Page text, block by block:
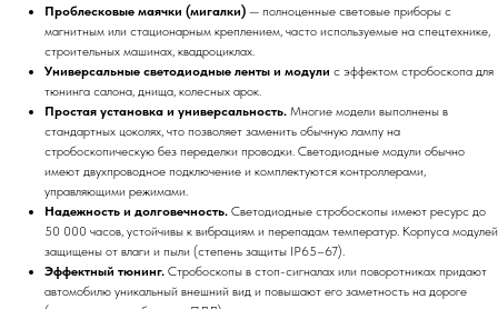
Проблесковые маячки (мигалки) — полноценные световые приборы с
магнитным или стационарным креплением, часто используемые на спецтехнике,
строительных машинах, квадроциклах.
Универсальные светодиодные ленты и модули с эффектом стробоскопа для
тюнинга салона, днища, колесных арок.
Простая установка и универсальность. Многие модели выполнены в
стандартных цоколях, что позволяет заменить обычную лампу на
стробоскопическую без переделки проводки. Светодиодные модули обычно
имеют двухпроводное подключение и комплектуются контроллерами,
управляющими режимами.
Надежность и долговечность. Светодиодные стробоскопы имеют ресурс до
50 000 часов, устойчивы к вибрациям и перепадам температур. Корпуса модулей
защищены от влаги и пыли (степень защиты IP65–67).
Эффектный тюнинг. Стробоскопы в стоп-сигналах или поворотниках придают
автомобилю уникальный внешний вид и повышают его заметность на дороге